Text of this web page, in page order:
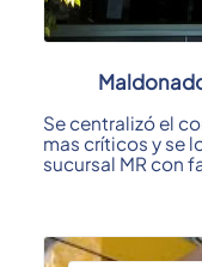
Se centralizó el
mas críticos y se
sucursal MR con